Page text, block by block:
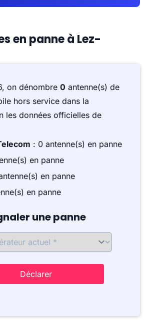
en panne à Lez-
on dénombre 0 antenne(s) de
hors service dans la
les données officielles de
: 0 antenne(s) en panne
en panne
en panne
en panne
une panne
Déclarer